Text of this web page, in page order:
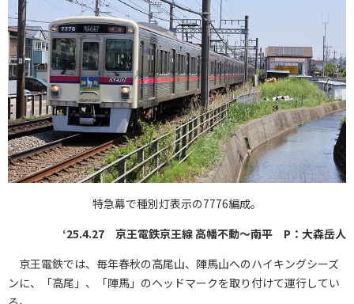
特急幕で種別灯表示の7776編成。
‘25.4.27 京王電鉄京王線 高幡不動～南平 P：大森岳人
京王電鉄では、毎年春秋の高尾山、陣馬山へのハイキングシーズ
ンに、「高尾」、「陣馬」のヘッドマークを取り付けて運行してい